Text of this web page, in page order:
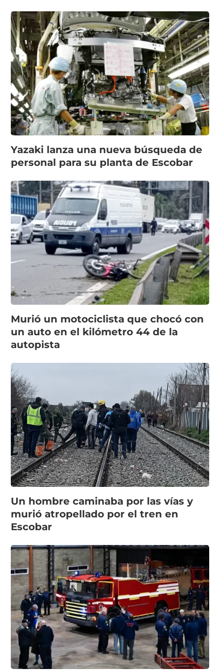
Yazaki lanza una nueva búsqueda de
personal para su planta de Escobar
Murió un motociclista que chocó con
un auto en el kilómetro 44 de la
autopista
Un hombre caminaba por las vías y
murió atropellado por el tren en
Escobar